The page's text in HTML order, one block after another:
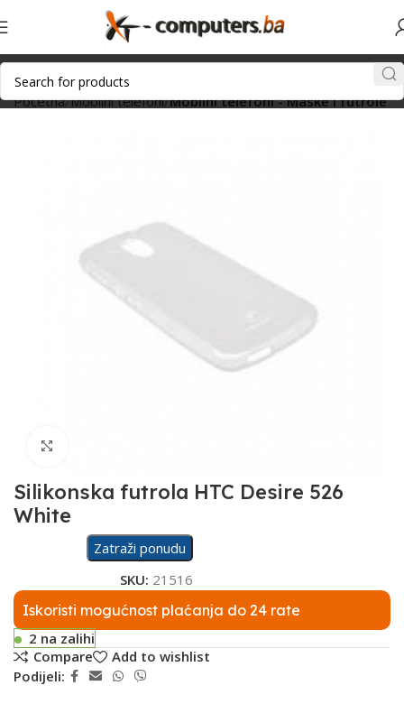
Početna Mobilni telefoni Mobilni telefoni - Maske i futrole
Silikonska futrola HTC Desire 526
White
Zatraži ponudu
SKU: 21516
Iskoristi mogućnost plaćanja do 24 rate
2 na zalihi
Compare
Add to wishlist
Podijeli: